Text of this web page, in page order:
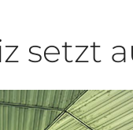
setzt